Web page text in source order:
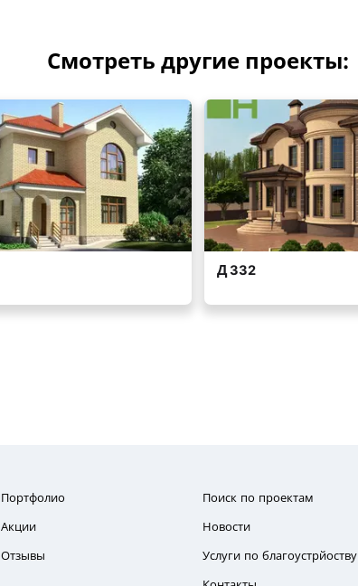
Смотреть другие проекты:
Портфолио
Акции
Отзывы
Поиск по проектам
Новости
Услуги по благоустрйоству